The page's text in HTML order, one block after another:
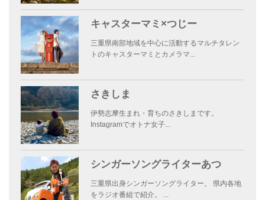
キャスターマミ×つじー
三重県南部地域を中心に活動するマルチタレン
トのキャスターマミとカメラマ...
さきしま
伊勢志摩生まれ・育ちのさきしまです。
Instagramでオトナ女子...
シンガーソングライターあつ
三重県出身シンガーソングライター。 県内各地
をラジオ番組で紹介。 ...